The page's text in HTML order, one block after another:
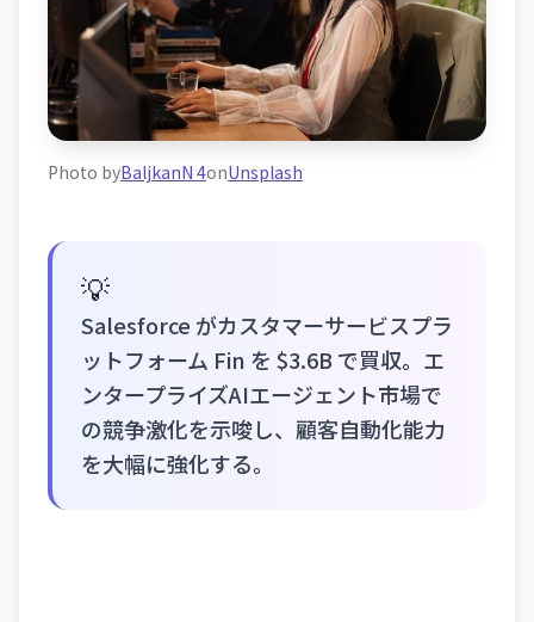
Photo byBaljkanN 4onUnsplash
💡
Salesforce がカスタマーサービスプラ
ットフォーム Fin を $3.6B で買収。エ
ンタープライズAIエージェント市場で
の競争激化を示唆し、顧客自動化能力
を大幅に強化する。